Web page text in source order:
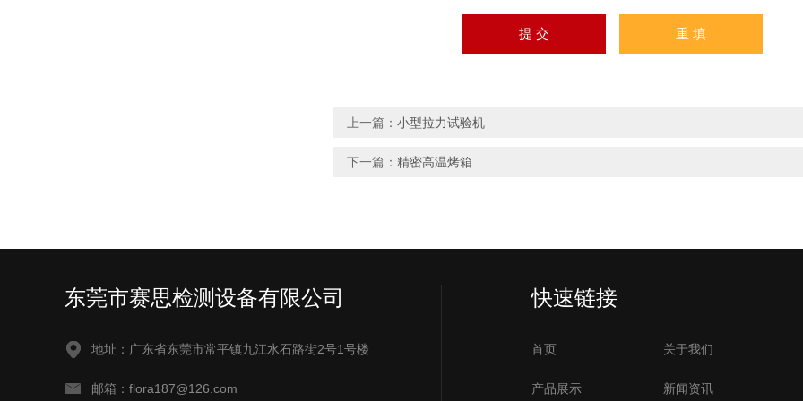
上一篇： 小型拉力试验机
下一篇： 精密高温烤箱
东莞市赛思检测设备有限公司
地址：广东省东莞市常平镇九江水石路街2号1号楼
邮箱：flora187@126.com
快速链接
首页 关于我们
产品展示 新闻资讯